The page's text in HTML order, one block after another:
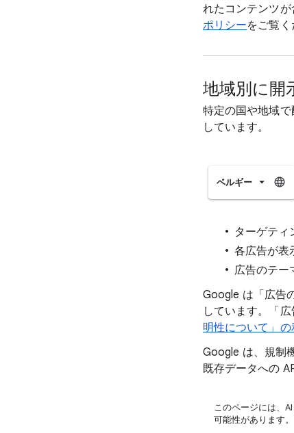
れたコンテンツ
ポリシーをご覧く
地域別に開
特定の国や地域
しています。
ベルギー
ターゲティ
各広告が表
広告のテー
Google は「広告
しています。「
明性について」の
Google は、規制
既存データへの
このページには、
可能性があります。